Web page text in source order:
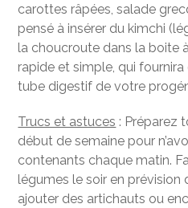
carottes râpées, salade
pensé à insérer du kimchi
la choucroute dans la boite
rapide et simple, qui
tube digestif de votre
Trucs et astuces : Préparez
début de semaine pour
contenants chaque matin.
légumes le soir en prévision
ajouter des artichauts ou